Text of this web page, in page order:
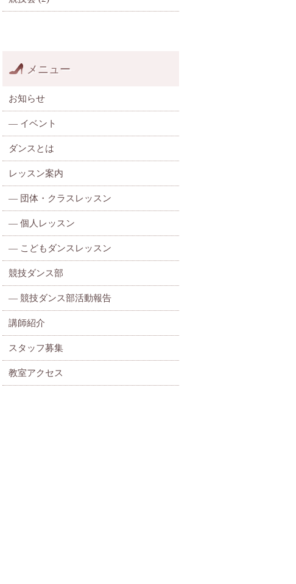
メニュー
お知らせ
— イベント
ダンスとは
レッスン案内
— 団体・クラスレッスン
— 個人レッスン
— こどもダンスレッスン
競技ダンス部
— 競技ダンス部活動報告
講師紹介
スタッフ募集
教室アクセス